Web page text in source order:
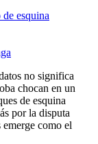
esquina
no significa
chocan en un
de esquina
por la disputa
como el